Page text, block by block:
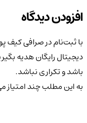
افزودن دیدگاه
با ثبت‌نام در صرافی کیف
باشد و تکراری نباشد.
به این مطلب چند امتیاز